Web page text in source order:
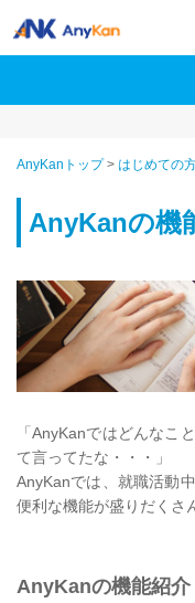
AnyKanトップ > はじめての
AnyKanの機
「AnyKanではどんなこ
て言ってたな・・・」
AnyKanでは、就職活動
便利な機能が盛りだくさ
AnyKanの機能紹介